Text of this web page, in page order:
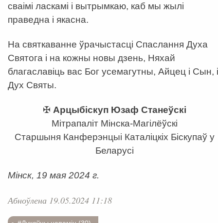
сваімі ласкамі і вытрымкаю, каб мы жылі
праведна і якасна.
На святкаванне ўрачыстасці Спаслання Духа
Святога і на кожны новы дзень, Няхай
благаславіць вас Бог усемагутны, Айцец і Сын, і
Дух Святы.
✠ Арцыбіскуп Юзаф Станеўскі
Мітрапаліт Мінска-Магілёўскі
Старшыня Канферэнцыі Каталіцкіх Біскупаў у
Беларусі
Мінск, 19 мая 2024 г.
Абноўлена 19.05.2024 11:18